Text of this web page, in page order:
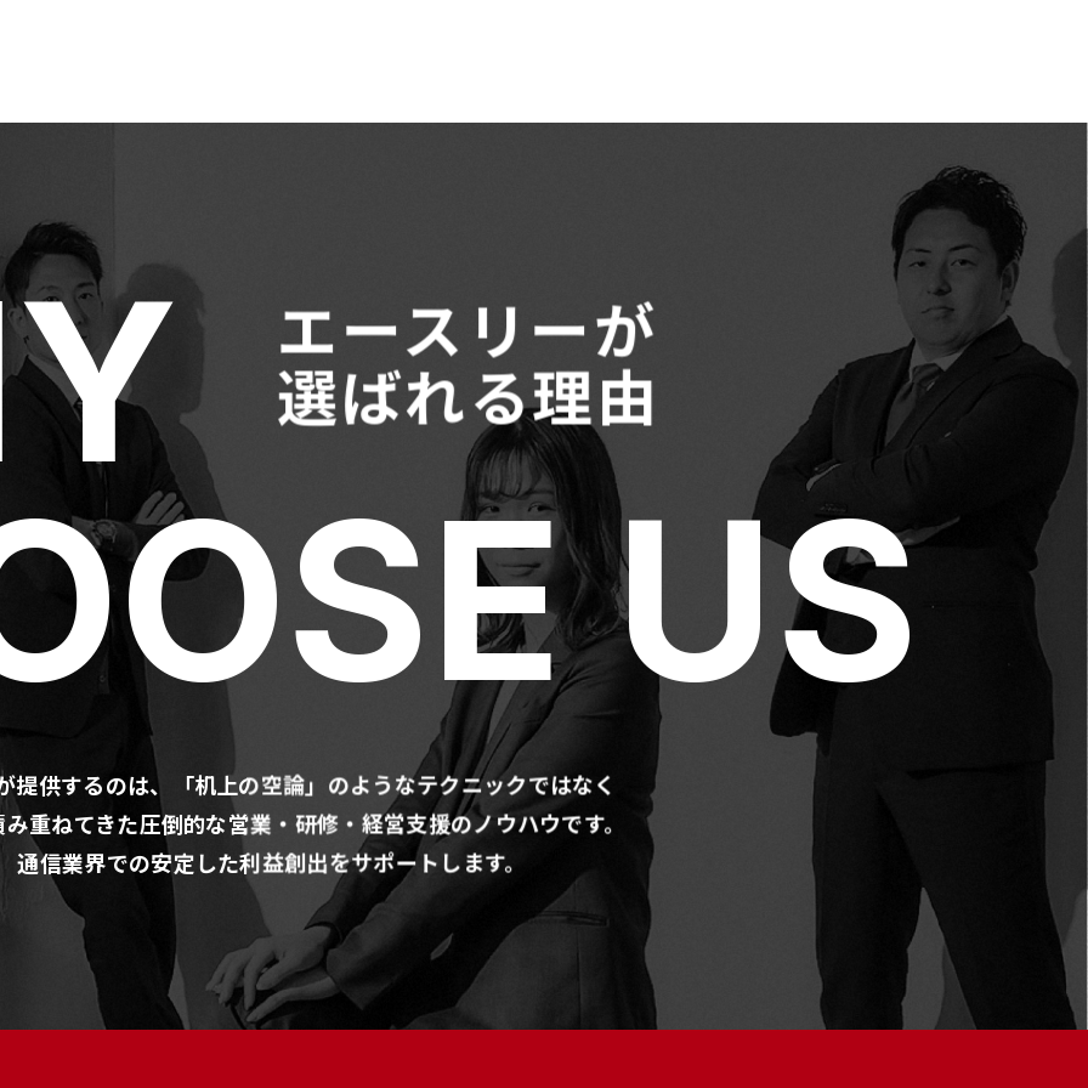
US
エースリーが
選ばれる理由
提供するのは、
「机上の空論」のようなテクニックではなく
重ねてきた圧倒的な営業・研修・経営支援のノウハウです。
通信業界での安定した利益創出をサポートします。